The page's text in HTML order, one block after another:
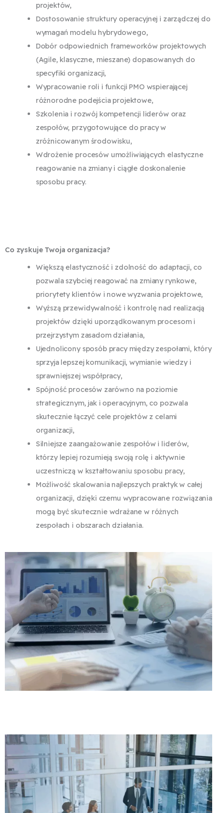
projektów,
Dostosowanie struktury operacyjnej i zarządczej do
wymagań modelu hybrydowego,
Dobór odpowiednich frameworków projektowych
(Agile, klasyczne, mieszane) dopasowanych do
specyfiki organizacji,
Wypracowanie roli i funkcji PMO wspierającej
różnorodne podejścia projektowe,
Szkolenia i rozwój kompetencji liderów oraz
zespołów, przygotowujące do pracy w
zróżnicowanym środowisku,
Wdrożenie procesów umożliwiających elastyczne
reagowanie na zmiany i ciągłe doskonalenie
sposobu pracy.
Co zyskuje Twoja organizacja?
Większą elastyczność i zdolność do adaptacji, co
pozwala szybciej reagować na zmiany rynkowe,
priorytety klientów i nowe wyzwania projektowe,
Wyższą przewidywalność i kontrolę nad realizacją
projektów dzięki uporządkowanym procesom i
przejrzystym zasadom działania,
Ujednolicony sposób pracy między zespołami, który
sprzyja lepszej komunikacji, wymianie wiedzy i
sprawniejszej współpracy,
Spójność procesów zarówno na poziomie
strategicznym, jak i operacyjnym, co pozwala
skutecznie łączyć cele projektów z celami
organizacji,
Silniejsze zaangażowanie zespołów i liderów,
którzy lepiej rozumieją swoją rolę i aktywnie
uczestniczą w kształtowaniu sposobu pracy,
Możliwość skalowania najlepszych praktyk w całej
organizacji, dzięki czemu wypracowane rozwiązania
mogą być skutecznie wdrażane w różnych
zespołach i obszarach działania.